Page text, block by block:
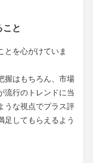
こと
とを心がけていま
握はもちろん、市場
流行のトレンドに当
うな視点でプラス評
足してもらえるよう